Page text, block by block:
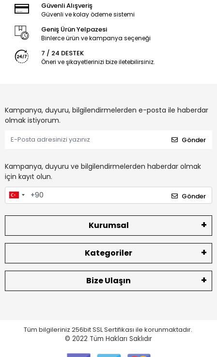
Güvenli Alışveriş
Güvenli ve kolay ödeme sistemi
Geniş Ürün Yelpazesi
Binlerce ürün ve kampanya seçeneği
7 / 24 DESTEK
Öneri ve şikayetlerinizi bize iletebilirsiniz.
Kampanya, duyuru, bilgilendirmelerden e-posta ile haberdar
olmak istiyorum.
Gönder
Kampanya, duyuru ve bilgilendirmelerden haberdar olmak
için kayıt olun.
Gönder
Kurumsal
Kategoriler
Bize Ulaşın
Tüm bilgileriniz 256bit SSL Sertifikası ile korunmaktadır.
© 2022 Tüm Hakları Saklıdır